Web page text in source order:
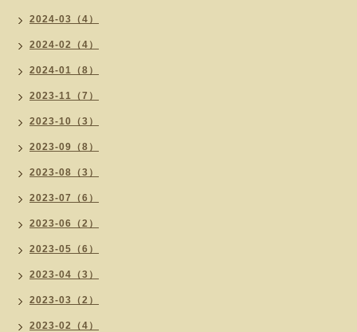
2024-03（4）
2024-02（4）
2024-01（8）
2023-11（7）
2023-10（3）
2023-09（8）
2023-08（3）
2023-07（6）
2023-06（2）
2023-05（6）
2023-04（3）
2023-03（2）
2023-02（4）